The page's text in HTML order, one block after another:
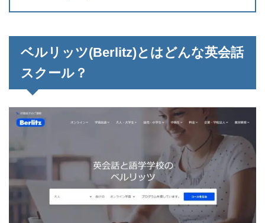
ベルリッツ(Berlitz)とはどんな英会話
スクール？